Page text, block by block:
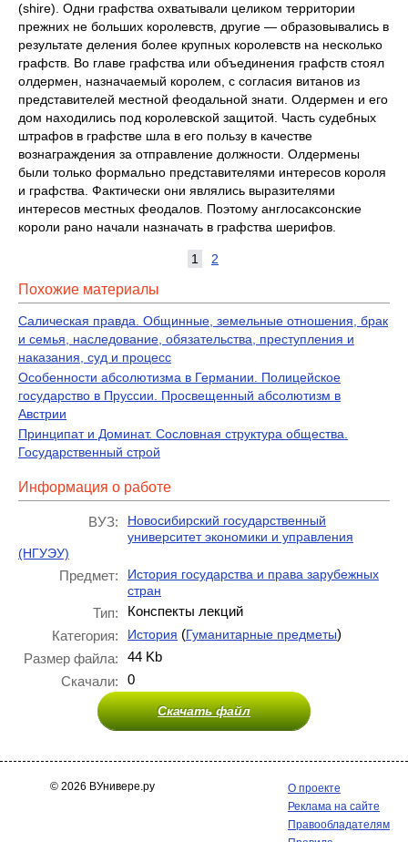
(shire). Одни графства охватывали целиком территории
прежних не больших королевств, другие — образовывались в
результате деления более крупных королевств на несколько
графств. Во главе графства или объединения графств стоял
олдермен, назначаемый королем, с согласия витанов из
представителей местной феодальной знати. Олдермен и его
дом находились под королевской защитой. Часть судебных
штрафов в графстве шла в его пользу в качестве
вознаграждения за отправление должности. Олдермены
были только формально представителями интересов короля
и графства. Фактически они являлись выразителями
интересов местных феодалов. Поэтому англосаксонские
короли рано начали назначать в графства шерифов.
1 2
Похожие материалы
Салическая правда. Общинные, земельные отношения, брак
и семья, наследование, обязательства, преступления и
наказания, суд и процесс
Особенности абсолютизма в Германии. Полицейское
государство в Пруссии. Просвещенный абсолютизм в
Австрии
Принципат и Доминат. Сословная структура общества.
Государственный строй
Информация о работе
ВУЗ:
Новосибирский государственный
университет экономики и управления
(НГУЭУ)
Предмет:
История государства и права зарубежных
стран
Тип:
Конспекты лекций
Категория:
История (Гуманитарные предметы)
Размер файла:
44 Kb
Скачали:
0
Скачать файл
© 2026 ВУнивере.ру
О проекте
Реклама на сайте
Правообладателям